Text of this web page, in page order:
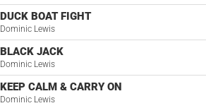
DUCK BOAT FIGHT
Dominic Lewis
BLACK JACK
Dominic Lewis
KEEP CALM & CARRY ON
Dominic Lewis